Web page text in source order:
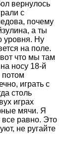
вернулось
с
почему
а ты
уровня. Ну
на поле.
что мы там
носу 18-й
потом
играть с
столь
играх
мячи. Я
равно. Это
не ругайте